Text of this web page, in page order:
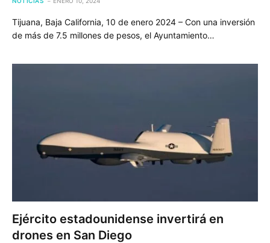
Tijuana, Baja California, 10 de enero 2024 – Con una inversión
de más de 7.5 millones de pesos, el Ayuntamiento…
Ejército estadounidense invertirá en
drones en San Diego